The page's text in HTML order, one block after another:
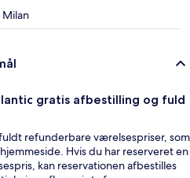
gratis afbestilling og fuld
refunderbare værelsespriser, som
Hvis du har reserveret en
kan reservationen afbestilles